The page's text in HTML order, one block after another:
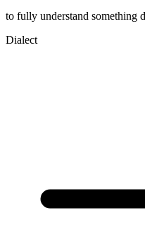
to fully understand something
Dialect